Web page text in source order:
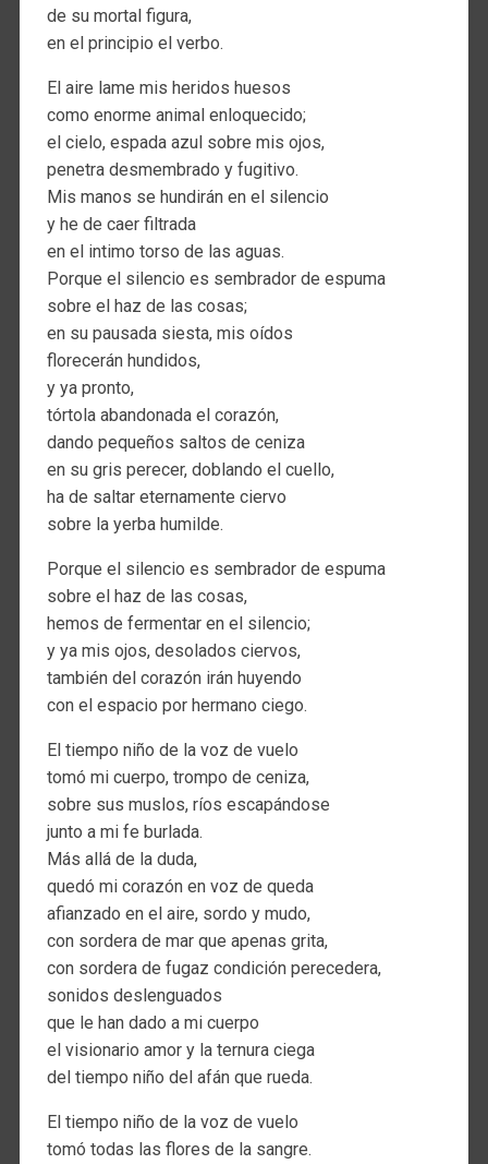
de su mortal figura,
en el principio el verbo.
El aire lame mis heridos huesos
como enorme animal enloquecido;
el cielo, espada azul sobre mis ojos,
penetra desmembrado y fugitivo.
Mis manos se hundirán en el silencio
y he de caer filtrada
en el intimo torso de las aguas.
Porque el silencio es sembrador de espuma
sobre el haz de las cosas;
en su pausada siesta, mis oídos
florecerán hundidos,
y ya pronto,
tórtola abandonada el corazón,
dando pequeños saltos de ceniza
en su gris perecer, doblando el cuello,
ha de saltar eternamente ciervo
sobre la yerba humilde.
Porque el silencio es sembrador de espuma
sobre el haz de las cosas,
hemos de fermentar en el silencio;
y ya mis ojos, desolados ciervos,
también del corazón irán huyendo
con el espacio por hermano ciego.
El tiempo niño de la voz de vuelo
tomó mi cuerpo, trompo de ceniza,
sobre sus muslos, ríos escapándose
junto a mi fe burlada.
Más allá de la duda,
quedó mi corazón en voz de queda
afianzado en el aire, sordo y mudo,
con sordera de mar que apenas grita,
con sordera de fugaz condición perecedera,
sonidos deslenguados
que le han dado a mi cuerpo
el visionario amor y la ternura ciega
del tiempo niño del afán que rueda.
El tiempo niño de la voz de vuelo
tomó todas las flores de la sangre.